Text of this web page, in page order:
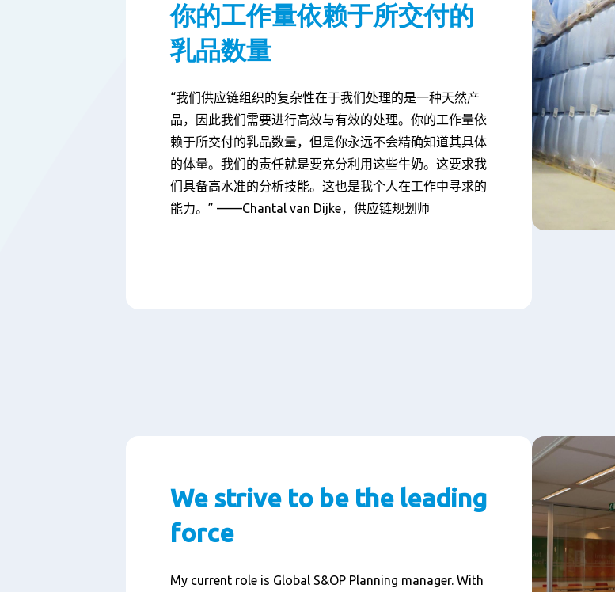
你的工作量依赖于所交付的
乳品数量
“我们供应链组织的复杂性在于我们处理的是一种天然产
品，因此我们需要进行高效与有效的处理。你的工作量依
赖于所交付的乳品数量，但是你永远不会精确知道其具体
的体量。我们的责任就是要充分利用这些牛奶。这要求我
们具备高水准的分析技能。这也是我个人在工作中寻求的
能力。 ” ——Chantal van Dijke，供应链规划师
We strive to be the leading
force
My current role is Global S&OP Planning manager. With